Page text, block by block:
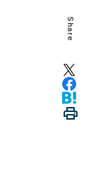
Share